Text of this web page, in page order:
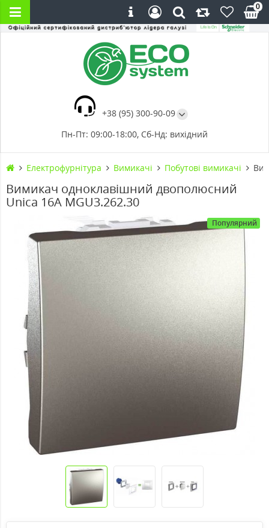
+38 (95) 300-90-09
Пн-Пт: 09:00-18:00, Сб-Нд: вихідний
0
Електрофурнітура Вимикачі Побутові вимикачі
Вимикач одноклавішний двополюсний
Unica 16А MGU3.262.30
Популярний